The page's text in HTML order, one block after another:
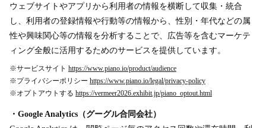
ウェブサイトやアプリから利用者の情報を横断して収集・統合
し、利用者の登録情報や行動等の情報から、性別・年代などの属
性や興味関心等の情報を分析することで、広告等を含むマーケテ
ィング全般に活用するためのサービスを提供しています。
※サービスサイト https://www.piano.io/product/audience
※プライバシーポリシー https://www.piano.io/legal/privacy-policy
※オプトアウトする https://vermeer2026.exhibit.jp/piano_optout.html
・Google Analytics（グーグル合同会社）